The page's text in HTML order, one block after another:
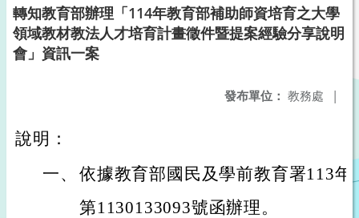
轉知教育部辦理「114年教育部補助師資培育之大學
領域教材教法人才培育計畫徵件暨提案經驗分享說明
會」資訊一案
發布單位： 教務處 |
說明：
一、 依據教育部國民及學前教育署113
第1130133093號函辦理。